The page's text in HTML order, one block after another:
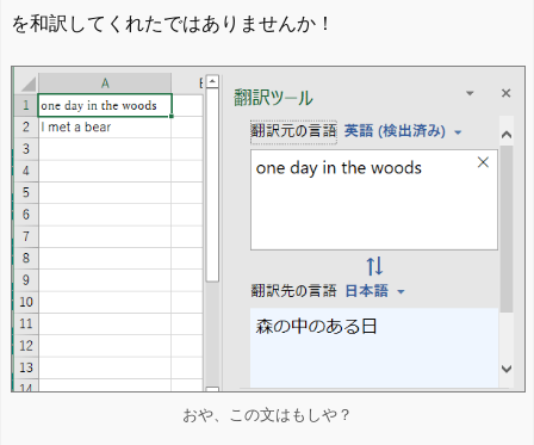
を和訳してくれたではありませんか！
おや、この文はもしや？